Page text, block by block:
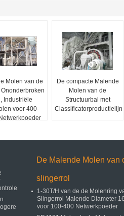
Molen van de
Ononderbroken
Industriële
voor 400-
De compacte Malende
Molen van de
Structuurbal met
Classificatorproductielijn
De Malende Molen van
slingerrol
1-30T/H van de de Molenring
Slingerrol Malende Diameter
voor 100-400 Netwerkpoeder